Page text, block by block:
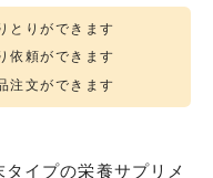
とりができます
依頼ができます
注文ができます
イプの栄養サプリメ